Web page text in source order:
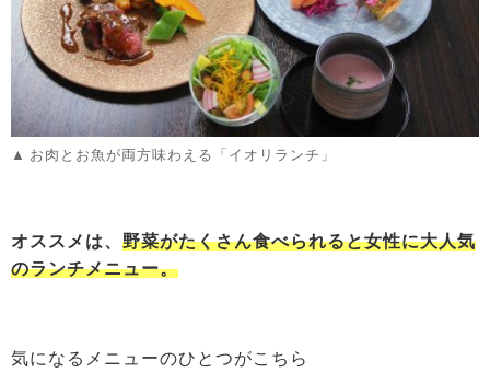
お肉とお魚が両方味わえる「イオリランチ」
オススメは、 野菜がたくさん食べられると女性に大人気
のランチメニュー。
気になるメニューのひとつがこちら